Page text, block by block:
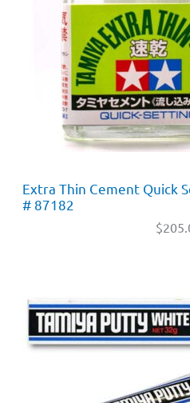
Extra Thin Cement Quick
# 87182
$